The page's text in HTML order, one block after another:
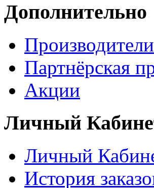
Дополнительно
Производители
Партнёрская
Акции
Личный
Личный
История